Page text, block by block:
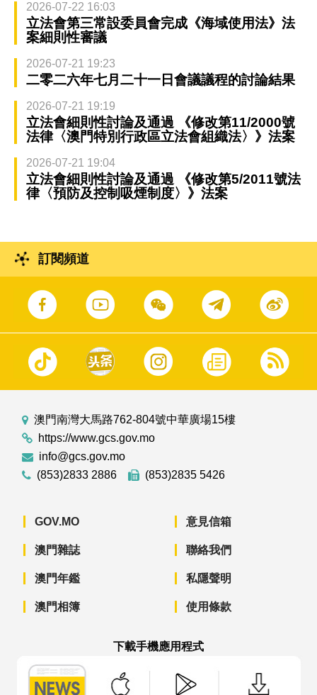
2026-07-22 16:03
立法會第三常設委員會完成《海域使用法》法
案細則性審議
2026-07-21 19:23
二零二六年七月二十一日會議議程的討論結果
2026-07-21 19:19
立法會細則性討論及通過 《修改第11/2000號
法律〈澳門特別行政區立法會組織法〉》法案
2026-07-21 19:04
立法會細則性討論及通過 《修改第5/2011號法
律〈預防及控制吸煙制度〉》法案
訂閱頻道
澳門南灣大馬路762-804號中華廣場15樓
https://www.gcs.gov.mo
info@gcs.gov.mo
(853)2833 2886
(853)2835 5426
GOV.MO
澳門雜誌
澳門年鑑
澳門相簿
意見信箱
聯絡我們
私隱聲明
使用條款
下載手機應用程式